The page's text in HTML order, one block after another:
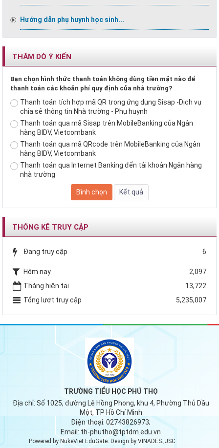
Hướng dẫn phụ huynh học sinh...
THĂM DÒ Ý KIẾN
Bạn chọn hình thức thanh toán không dùng tiền mặt nào để
thanh toán các khoản phí quy định của nhà trường?
Thanh toán tích hợp mã QR trong ứng dụng Sisap -Dịch vụ
chia sẻ thông tin Nhà trường - Phụ huynh
Thanh toán qua mã Sisap trên MobileBanking của Ngân
hàng BIDV, Vietcombank
Thanh toán qua mã QRcode trên MobileBanking của Ngân
hàng BIDV, Vietcombank
Thanh toán qua Internet Banking đến tải khoản Ngân hàng
nhà trường
THỐNG KÊ TRUY CẬP
Đang truy cập 6
Hôm nay
2,097
Tháng hiện tại
13,722
Tổng lượt truy cập
5,235,007
TRƯỜNG TIỂU HỌC PHÚ THỌ
Địa chỉ: Số 1025, đường Lê Hồng Phong, khu 4, Phường Thủ Dầu
Một, TP Hồ Chí Minh
Điện thoại: 02743826973;
Email: th-phutho@tptdm.edu.vn
Powered by NukeViet EduGate . Design by VINADES.,JSC